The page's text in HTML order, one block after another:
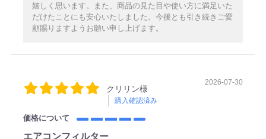
嬉しく思います。また、商品の見た目や使い方に満足いた
だけたことにも安心いたしました。今後とも引き続きご愛
顧賜りますようお願い申し上げます。
クリリン様
購入確認済み
2026-07-30
価格について
エアコンフィルター